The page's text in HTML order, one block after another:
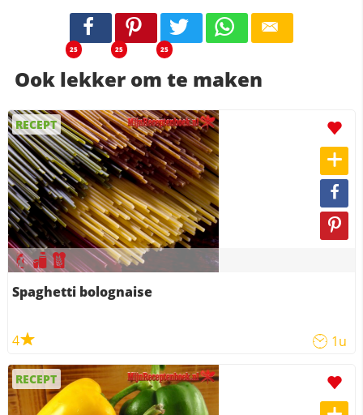
25 25 25
Ook lekker om te maken
RECEPT
Spaghetti bolognaise
4 1u
RECEPT